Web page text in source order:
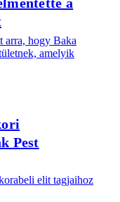
arra, hogy Baka
amelyik
Pest
elit tagjaihoz